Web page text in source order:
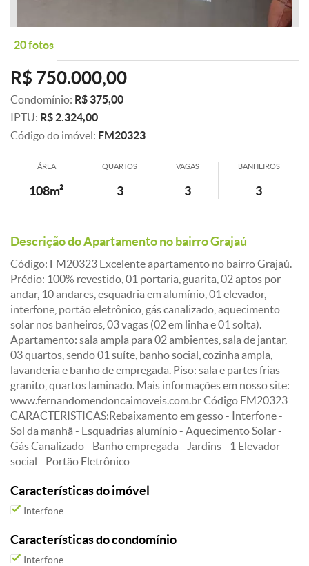
20 fotos
R$ 750.000,00
Condomínio: R$ 375,00
IPTU: R$ 2.324,00
Código do imóvel: FM20323
ÁREA
108m²
QUARTOS
3
VAGAS
3
BANHEIROS
3
Descrição do Apartamento no bairro Grajaú
Código: FM20323 Excelente apartamento no bairro Grajaú.
Prédio: 100% revestido, 01 portaria, guarita, 02 aptos por
andar, 10 andares, esquadria em alumínio, 01 elevador,
interfone, portão eletrônico, gás canalizado, aquecimento
solar nos banheiros, 03 vagas (02 em linha e 01 solta).
Apartamento: sala ampla para 02 ambientes, sala de jantar,
03 quartos, sendo 01 suíte, banho social, cozinha ampla,
lavanderia e banho de empregada. Piso: sala e partes frias
granito, quartos laminado. Mais informações em nosso site:
www.fernandomendoncaimoveis.com.br Código FM20323
CARACTERISTICAS:Rebaixamento em gesso - Interfone -
Sol da manhã - Esquadrias alumínio - Aquecimento Solar -
Gás Canalizado - Banho empregada - Jardins - 1 Elevador
social - Portão Eletrônico
Características do imóvel
Interfone
Características do condomínio
Interfone